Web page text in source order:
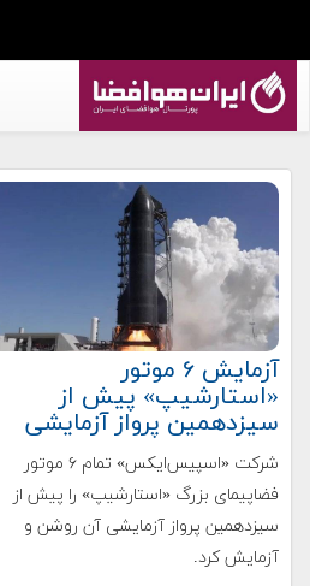
آزمایش ۶ موتور
«استارشیپ» پیش از
سیزدهمین پرواز آزمایشی
شرکت «اسپیس‌ایکس» تمام ۶ موتور
فضاپیمای بزرگ «استارشیپ» را پیش از
سیزدهمین پرواز آزمایشی آن روشن و
آزمایش کرد.